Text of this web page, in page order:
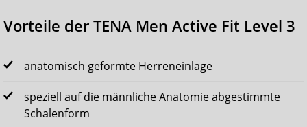
Vorteile der TENA Men Active Fit Level 3
anatomisch geformte Herreneinlage
speziell auf die männliche Anatomie abgestimmte
Schalenform